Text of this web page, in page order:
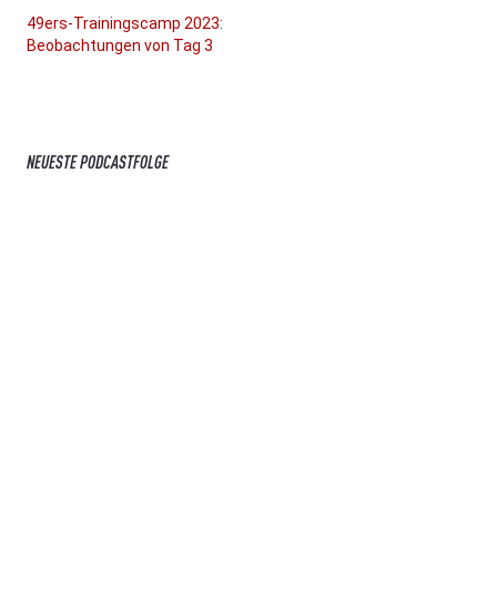
49ers-Trainingscamp 2023:
Beobachtungen von Tag 3
NEUESTE PODCASTFOLGE